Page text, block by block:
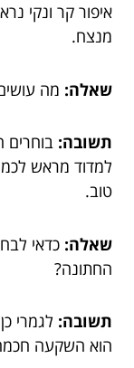
איפור קר ונקי
מנצח.
שאלה: מה
תשובה: בוחרים
למדוד מראש
טוב.
שאלה: כדאי
החתונה?
תשובה: לגמרי
הוא השקעה